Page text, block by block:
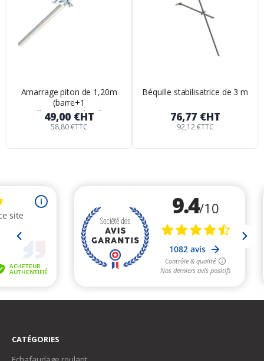
Amarrage piton de 1,20m
(barre+1
collier+piton+cheville)
49,00 €HT
58,80 €TTC
Béquille stabilisatrice de 3 m
76,77 €HT
92,12 €TTC
CATÉGORIES